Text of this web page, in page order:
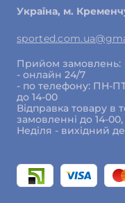
Україна, м.
Прийом замовлень:
- онлайн 24/7
- по телефону: ПН-
до 14-00
Відправка товару в
замовленні до 14-
Неділя - вихідний